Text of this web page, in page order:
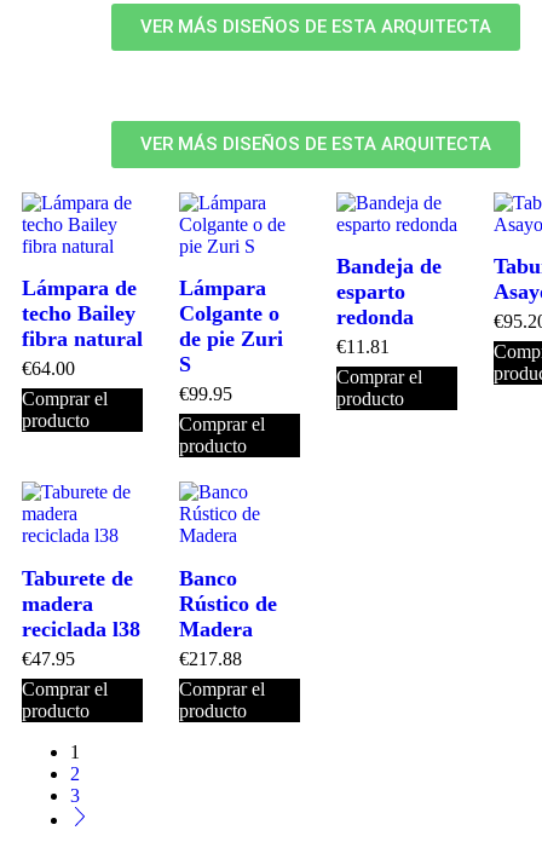
VER MÁS DISEÑOS DE ESTA ARQUITECTA
VER MÁS DISEÑOS DE ESTA ARQUITECTA
Lámpara de
techo Bailey
fibra natural
€64.00
Comprar el
producto
Lámpara
Colgante o
de pie Zuri
S
€99.95
Comprar el
producto
Bandeja de
esparto
redonda
€11.81
Comprar el
producto
€
Taburete de
madera
reciclada l38
€47.95
Comprar el
producto
Banco
Rústico de
Madera
€217.88
Comprar el
producto
1
2
3